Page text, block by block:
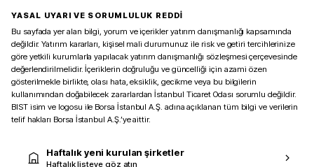
YASAL UYARI VE SORUMLULUK REDDİ
Bu sayfada yer alan bilgi, yorum ve içerikler yatırım danışmanlığı kapsamında
değildir. Yatırım kararları, kişisel mali durumunuz ile risk ve getiri tercihlerinize
göre yetkili kurumlarla yapılacak yatırım danışmanlığı sözleşmesi çerçevesinde
değerlendirilmelidir. İçeriklerin doğruluğu ve güncelliği için azami özen
gösterilmekle birlikte, olası hata, eksiklik, gecikme veya bu bilgilerin
kullanımından doğabilecek zararlardan İstanbul Ticaret Odası sorumlu değildir.
BIST isim ve logosu ile Borsa İstanbul A.Ş. adına açıklanan tüm bilgi ve verilerin
telif hakları Borsa İstanbul A.Ş.’ye aittir.
Haftalık yeni kurulan şirketler
Haftalık listeye göz atın